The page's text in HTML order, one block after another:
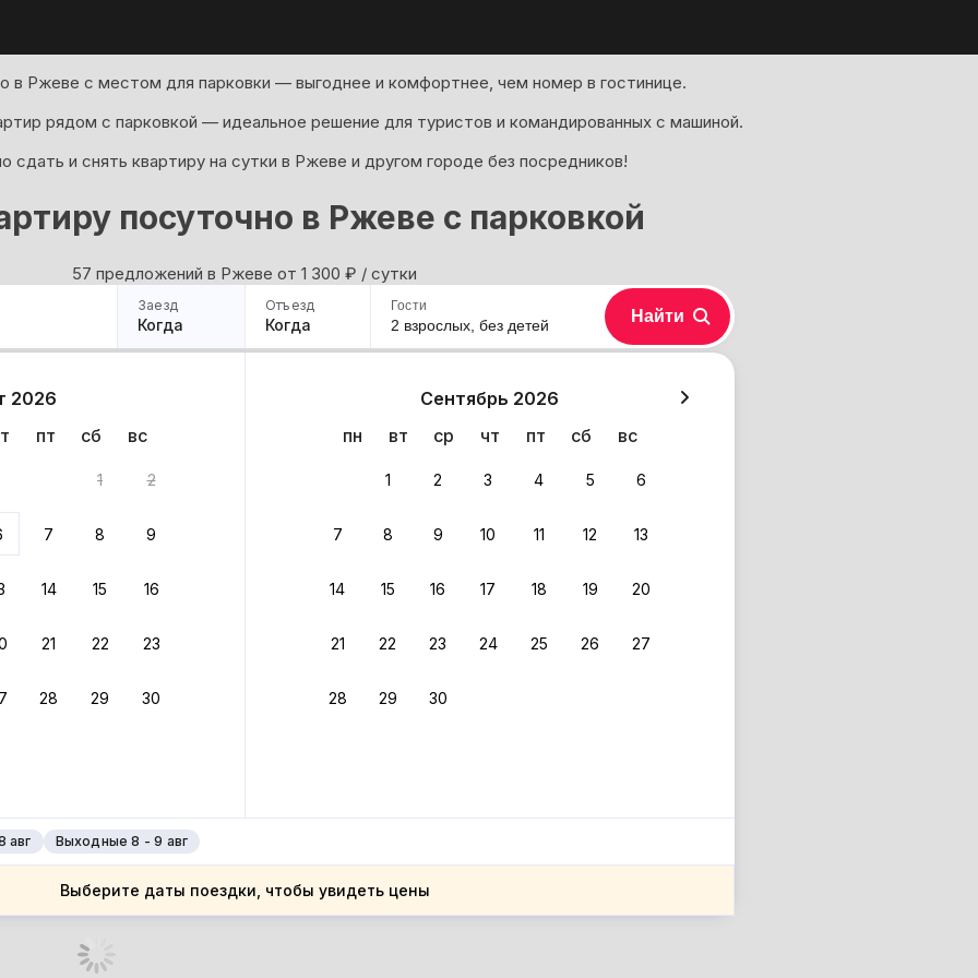
в Ржеве с местом для парковки — выгоднее и комфортнее, чем номер в гостинице.
рядом с парковкой — идеальное решение для туристов и командированных с машиной.
сдать и снять квартиру на сутки в Ржеве и другом городе без посредников!
посуточно в Ржеве с парковкой
57 предложений в Ржеве oт 1 300 ₽ / сутки
Заезд
Когда
Отъезд
Когда
2026
пт сб вс
1 2
7 8 9
14 15 16
21 22 23
28 29 30
Сентябрь 2026
пн
вт ср чт пт сб вс
1 2 3 4 5 6
7 8 9 10 11 12 13
14 15 16 17 18 19 20
21 22 23 24 25 26 27
28 29 30
авг Выходные 8 - 9 авг
Выберите даты поездки, чтобы увидеть цены
Гости
2 взрослых, без детей Найти